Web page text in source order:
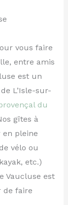
vous faire
entre amis
est un
L’Isle-sur-
du
gîtes à
pleine
vélo ou
etc.)
Vaucluse est
de faire